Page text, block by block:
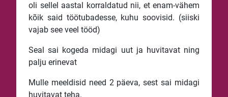
oli sellel aastal korraldatud nii, et enam-vähem
kõik said töötubadesse, kuhu soovisid. (siiski
vajab see veel tööd)
Seal sai kogeda midagi uut ja huvitavat ning
palju erinevat
Mulle meeldisid need 2 päeva, sest sai midagi
huvitavat teha.